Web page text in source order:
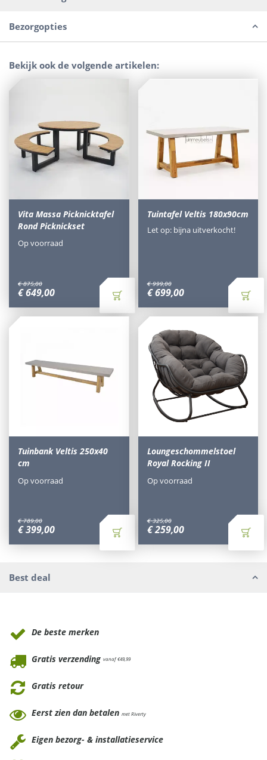
Bezorgopties
Bekijk ook de volgende artikelen:
Vita Massa Picknicktafel
Rond Picknickset
€ 875,00
€649,00
Op voorraad
Tuintafel Veltis 180x90cm
€ 999,00
€ 699,00
Let op: bijna uitverkocht!
Tuinbank Veltis 250x40
cm
€ 789,00
€399,00
Op voorraad
Loungeschommelstoel
Royal Rocking II
€ 325,00
€259,00
Op voorraad
Best deal
De beste merken
Gratis verzending vanaf €49,99
Gratis retour
Eerst zien dan betalen met Riverty
Eigen bezorg- & installatieservice